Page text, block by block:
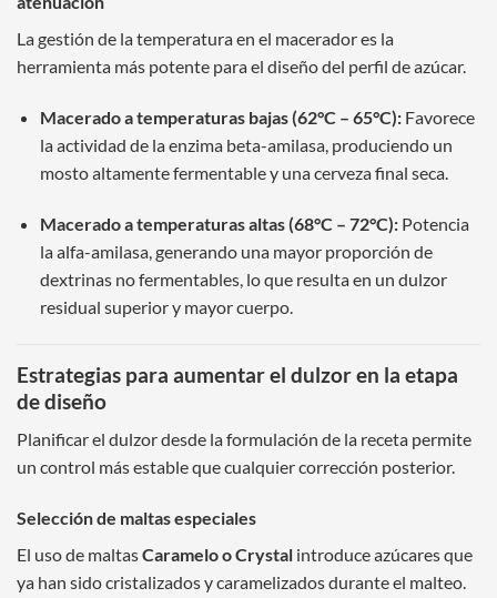
La gestión de la temperatura en el macerador es la
herramienta más potente para el diseño del perfil de azúcar.
Macerado a temperaturas bajas (62°C – 65°C):Favorece
la actividad de la enzima beta-amilasa, produciendo un
mosto altamente fermentable y una cerveza final seca.
Macerado a temperaturas altas (68°C – 72°C):Potencia
la alfa-amilasa, generando una mayor proporción de
dextrinas no fermentables, lo que resulta en un dulzor
residual superior y mayor cuerpo.
Estrategias para aumentar el dulzor en la etapa
de diseño
Planificar el dulzor desde la formulación de la receta permite
un control más estable que cualquier corrección posterior.
Selección de maltas especiales
El uso de maltasCaramelo o Crystal introduce azúcares que
ya han sido cristalizados y caramelizados durante el malteo.